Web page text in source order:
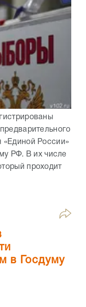
«Единой России»
РФ. В их числе
проходит
в Госдуму